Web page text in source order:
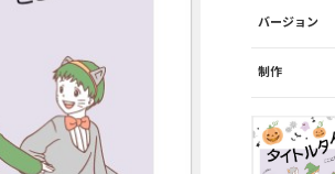
バージョン
制作